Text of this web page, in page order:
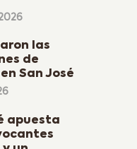
las
de
San José
apuesta